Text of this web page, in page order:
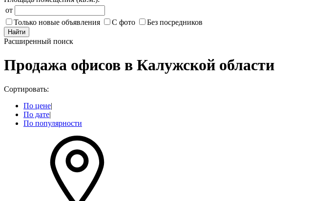
от
Только новые объявления
С фото Без посредников
Найти
Расширенный поиск
Продажа офисов в Калужской области
Сортировать:
По цене|
По дате|
По популярности